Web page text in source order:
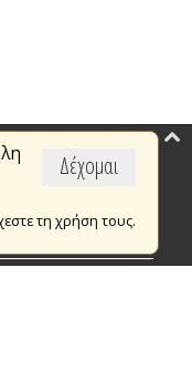
Δέχομαι
τη χρήση τους.